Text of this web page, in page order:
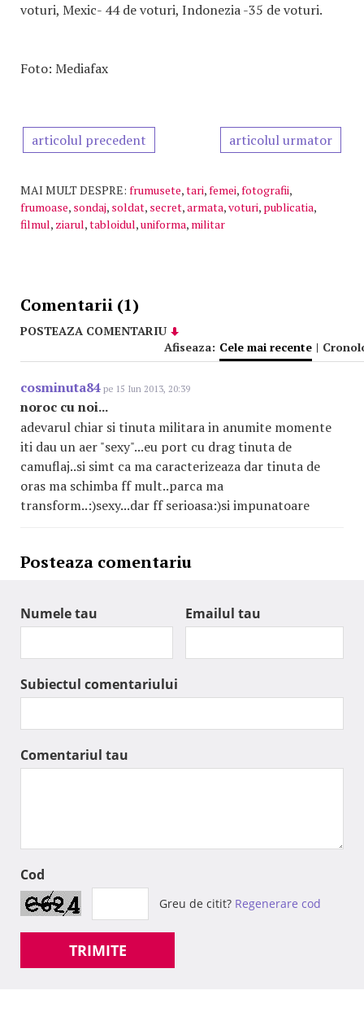
voturi, Mexic- 44 de voturi, Indonezia -35 de voturi.
Foto: Mediafax
articolul precedent articolul urmator
MAI MULT DESPRE: frumusete,tari,femei,fotografii,
frumoase, sondaj, soldat, secret,armata,voturi, publicatia,
filmul, ziarul,tabloidul,uniforma, militar
Comentarii (1)
POSTEAZA COMENTARIU
Afiseaza: Cele mai recente |
cosminuta84 pe 15 Iun 2013, 20:39
noroc cu noi...
adevarul chiar si tinuta militara in anumite momente
iti dau un aer "sexy"...eu port cu drag tinuta de
camuflaj..si simt ca ma caracterizeaza dar tinuta de
oras ma schimba ff mult..parca ma
transform..:)sexy...dar ff serioasa:)si impunatoare
Posteaza comentariu
Numele tau Emailul tau
Subiectul comentariului
Comentariul tau
Cod
Greu de citit? Regenerare cod
TRIMITE